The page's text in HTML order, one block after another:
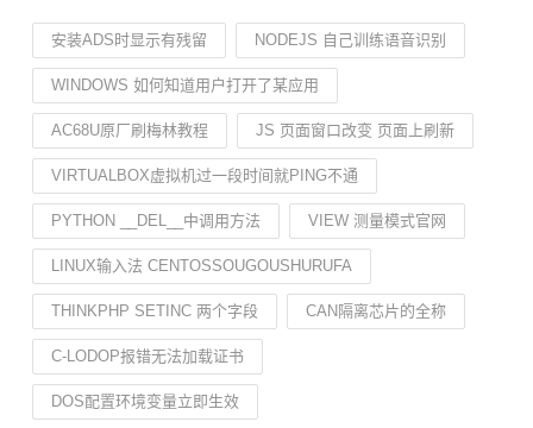
安装ADS时显示有残留 NODEJS 自己训练语音识别
WINDOWS 如何知道用户打开了某应用
AC68U原厂刷梅林教程 JS 页面窗口改变 页面上刷新
VIRTUALBOX虚拟机过一段时间就PING不通
PYTHON __DEL__中调用方法 VIEW 测量模式官网
LINUX输入法 CENTOSSOUGOUSHURUFA
THINKPHP SETINC 两个字段 CAN隔离芯片的全称
C-LODOP报错无法加载证书
DOS配置环境变量立即生效